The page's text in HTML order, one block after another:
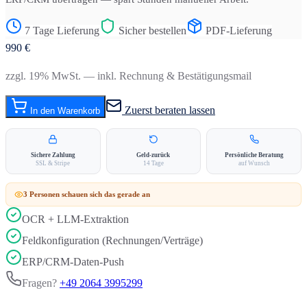
7 Tage Lieferung Sicher bestellen
PDF-Lieferung
990 €
zzgl. 19% MwSt. — inkl. Rechnung & Bestätigungsmail
In den Warenkorb Zuerst beraten lassen
Sichere Zahlung
SSL & Stripe
Geld-zurück
14 Tage
Persönliche Beratung
auf Wunsch
3 Personen schauen sich das gerade an
OCR + LLM-Extraktion
Feldkonfiguration (Rechnungen/Verträge)
ERP/CRM-Daten-Push
Fragen? +49 2064 3995299